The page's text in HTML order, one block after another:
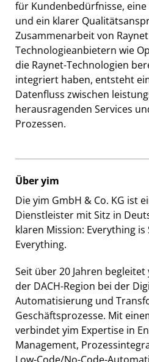
für Kundenbedürfnisse,
und ein klarer
Zusammenarbeit von
Technologieanbietern wie
die Raynet-Technologien
integriert haben, entsteht
Datenfluss zwischen
herausragenden Services
Prozessen.
Über yim
Die yim GmbH & Co. KG ist
Dienstleister mit Sitz in
klaren Mission: Everything is
Everything.
Seit über 20 Jahren
der DACH-Region bei der
Automatisierung und
Geschäftsprozesse. Mit
verbindet yim Expertise in
Management,